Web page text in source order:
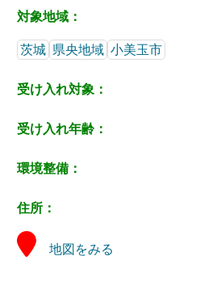
対象地域：
茨城 県央地域 小美玉市
受け入れ対象：
受け入れ年齢：
環境整備：
住所：
地図をみる